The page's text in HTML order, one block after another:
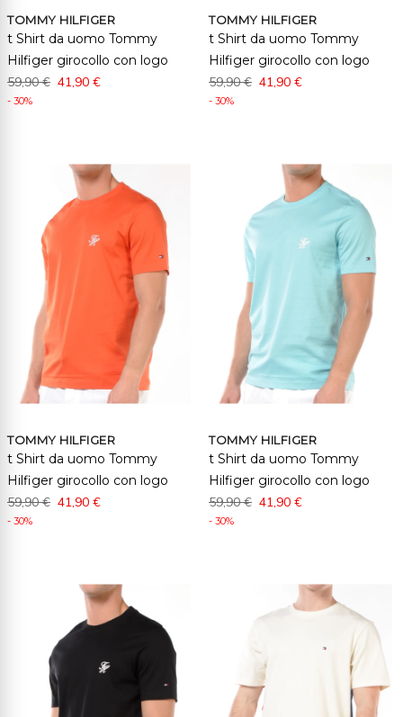
TOMMY HILFIGER
t Shirt da uomo Tommy
Hilfiger girocollo con logo
59,90 € 41,90 €
- 30%
TOMMY HILFIGER
t Shirt da uomo Tommy
Hilfiger girocollo con logo
59,90 € 41,90 €
- 30%
TOMMY HILFIGER
t Shirt da uomo Tommy
Hilfiger girocollo con logo
59,90 € 41,90 €
- 30%
TOMMY HILFIGER
t Shirt da uomo Tommy
Hilfiger girocollo con logo
59,90 € 41,90 €
- 30%